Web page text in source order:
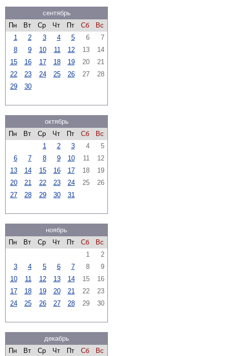
сентябрь
Пн
Вт Ср Чт Пт Сб
Вс
1
2 3 4 5 6
7
8
9 10 11 12 13
14
15
16 17 18 19 20
21
22
23 24 25 26 27
28
29
30
октябрь
Пн
Вт Ср Чт Пт Сб
Вс
1
2 3 4
5
6
7 8 9 10 11
12
13
14 15 16 17 18
19
20
21 22 23 24 25
26
27
28 29 30 31
ноябрь
Пн
Вт Ср Чт Пт Сб
Вс
1
2
3
4 5 6 7 8
9
10
11 12 13 14 15
16
17
18 19 20 21 22
23
24
25 26 27 28 29 30
декабрь
Пн
Вт Ср Чт Пт Сб
Вс